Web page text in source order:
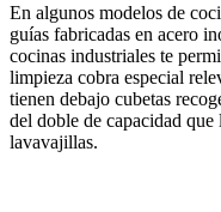
En algunos modelos de
guías fabricadas en acero
cocinas industriales te
limpieza cobra especial
tienen debajo cubetas
del doble de capacidad
lavavajillas.